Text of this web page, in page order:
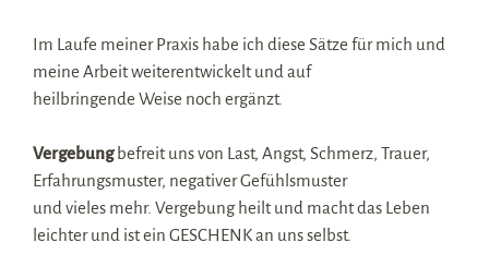
Im Laufe meiner Praxis habe ich diese Sätze für mich und
meine Arbeit weiterentwickelt und auf
heilbringende Weise noch ergänzt.
Vergebungbefreit uns von Last, Angst, Schmerz, Trauer,
Erfahrungsmuster, negativer Gefühlsmuster
und vieles mehr. Vergebung heilt und macht das Leben
leichter und ist ein GESCHENK an uns selbst.